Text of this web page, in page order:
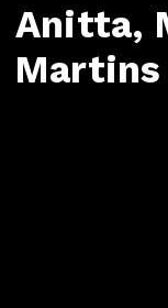
Anitta,